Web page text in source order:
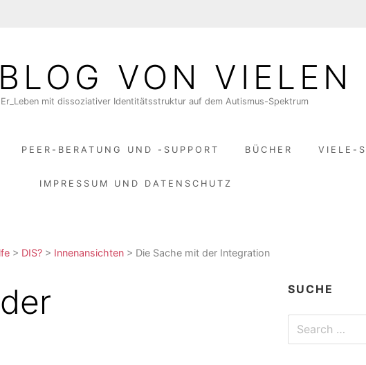
VON VIELEN
mit dissoziativer Identitätsstruktur auf dem Autismus-Spektrum
PEER-BERATUNG UND -SUPPORT BÜCHER VIELE-
IMPRESSUM UND DATENSCHUTZ
> DIS? > Innenansichten > Die Sache mit der Integration
SUCHE
Search